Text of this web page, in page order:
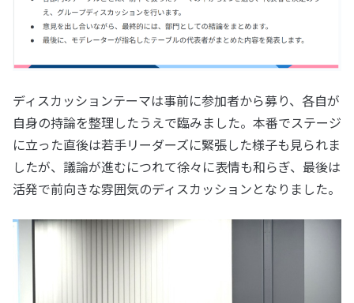
ディスカッションテーマは事前に参加者から募り、各自が
自身の持論を整理したうえで臨みました。本番でステージ
に立った直後は若手リーダーズに緊張した様子も見られま
したが、議論が進むにつれて徐々に表情も和らぎ、最後は
活発で前向きな雰囲気のディスカッションとなりました。